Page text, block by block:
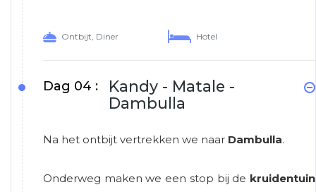
Ontbijt, Diner Hotel
Dag 04 :
Kandy - Matale -
Dambulla
Na het ontbijt vertrekken we naar Dambulla.
Onderweg maken we een stop bij de kruidentuin